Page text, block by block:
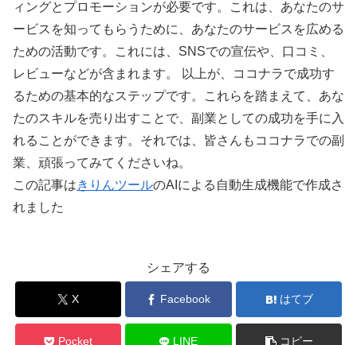
ィングとプロモーションが必要です。これは、あなたのサ
ービスを知ってもらうために、あなたのサービスを広める
ための活動です。これには、SNSでの宣伝や、口コミ、
レビューなどが含まれます。 以上が、ココナラで成功す
るための基本的なステップです。これらを踏まえて、あな
たのスキルを売り出すことで、副業としての成功を手に入
れることができます。それでは、皆さんもココナラでの副
業、頑張ってみてくださいね。
この記事はきりんツールのAIによる自動生成機能で作成さ
れました
シェアする
X Facebook はてブ
Pocket LINE コピー